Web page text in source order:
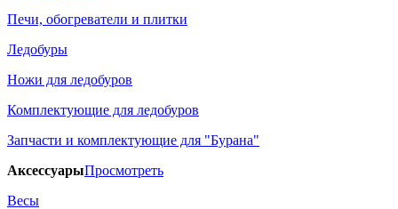
Печи, обогреватели и плитки
Ледобуры
Ножи для ледобуров
Комплектующие для ледобуров
Запчасти и комплектующие для "Бурана"
АксессуарыПросмотреть
Весы